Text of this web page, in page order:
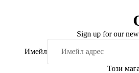
Sign up for our
Имейл
Този